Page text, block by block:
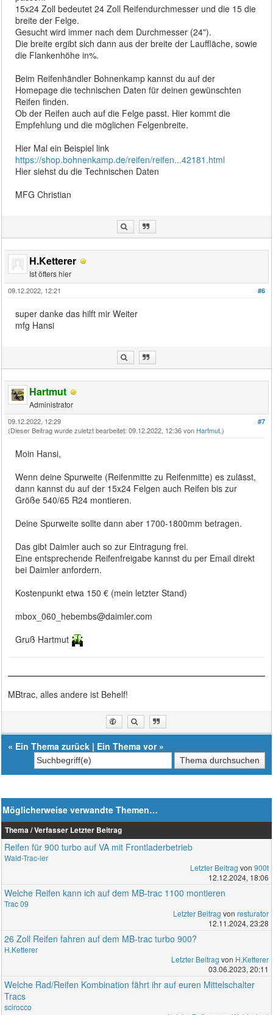
15x24 Zoll bedeutet 24 Zoll Reifendurchmesser und die 15 die
breite der Felge.
Gesucht wird immer nach dem Durchmesser (24").
Die breite ergibt sich dann aus der breite der Lauffläche, sowie
die Flankenhöhe in%.
Beim Reifenhändler Bohnenkamp kannst du auf der
Homepage die technischen Daten für deinen gewünschten
Reifen finden.
Ob der Reifen auch auf die Felge passt. Hier kommt die
Empfehlung und die möglichen Felgenbreite.
Hier Mal ein Beispiel link
https://shop.bohnenkamp.de/reifen/reifen...42181.html
Hier siehst du die Technischen Daten
MFG Christian
H.Ketterer
Ist öfters hier
#6
09.12.2022, 12:21
super danke das hilft mir Weiter
mfg Hansi
Hartmut
Administrator
#7
09.12.2022, 12:29
(Dieser Beitrag wurde zuletzt bearbeitet: 09.12.2022, 12:36 von Hartmut.)
Moin Hansi,
Wenn deine Spurweite (Reifenmitte zu Reifenmitte) es zulässt,
dann kannst du auf der 15x24 Felgen auch Reifen bis zur
Größe 540/65 R24 montieren.
Deine Spurweite sollte dann aber 1700-1800mm betragen.
Das gibt Daimler auch so zur Eintragung frei.
Eine entsprechende Reifenfreigabe kannst du per Email direkt
bei Daimler anfordern.
Kostenpunkt etwa 150 € (mein letzter Stand)
mbox_060_hebembs@daimler.com
Gruß Hartmut
MBtrac, alles andere ist Behelf!
« Ein Thema zurück | Ein Thema vor»
Möglicherweise verwandte Themen…
Thema / Verfasser Letzter Beitrag
Reifen für 900 turbo auf VA mit Frontladerbetrieb
Wald-Trac-ler
Letzter Beitrag von 900t
12.12.2024, 18:06
Welche Reifen kann ich auf dem MB-trac 1100 montieren
Trac 09
Letzter Beitrag von resturator
12.11.2024, 23:28
26 Zoll Reifen fahren auf dem MB-trac turbo 900?
H.Ketterer
Letzter Beitrag von H.Ketterer
03.06.2023, 20:11
Welche Rad/Reifen Kombination fährt ihr auf euren Mittelschalter
Tracs
scirocco